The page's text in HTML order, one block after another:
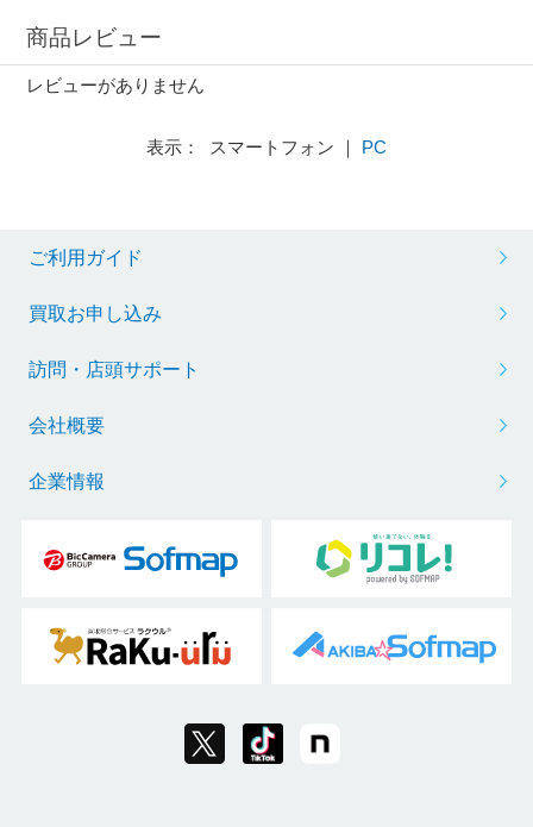
商品レビュー
レビューがありません
表示： スマートフォン ｜ PC
ご利用ガイド
買取お申し込み
訪問・店頭サポート
会社概要
企業情報